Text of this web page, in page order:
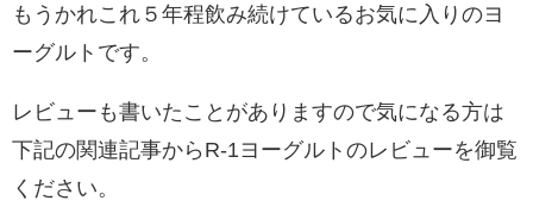
もうかれこれ５年程飲み続けているお気に入りのヨ
ーグルトです。
レビューも書いたことがありますので気になる方は
下記の関連記事からR-1ヨーグルトのレビューを御覧
ください。